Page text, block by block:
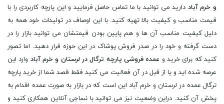
و خرم آباد دارید می توانید با ما تماس حاصل فرمایید و این پارچه کاربردی را با
قیمت مناسب و کیفیت بالا تهیه کنید. با این اوصاف در تولیدات خود همه به
دلیل کیفیت مناسب آن ها و هم پایین بودن قیمتشان می توانید بازار را در
دست گرفته و خود را در صدر فروش پوشاک در این حوزه قرار دهید. اما تصور
کنید که برای خرید و عمده فروشی پارچه ترگال در لرستان و خرم آباد وارد این
عرصه شده اید و یا از قبل در آن فعالیت می کنید فقط قصد شما از خرید پارچه
ترگال عمده در لرستان و خرم آباد این است که در بازار به صورت عمده اقدام به
پخش آن کنید. دراین وضعیت نیز می توانید با نساجی آنلاین همکاری کنید و